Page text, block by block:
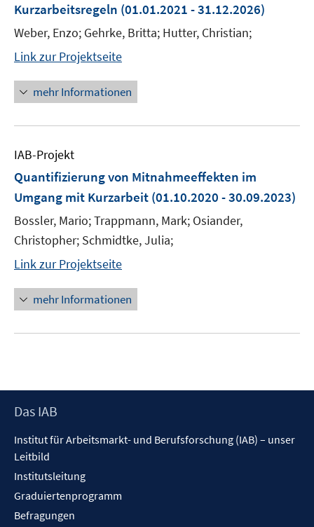
Kurzarbeitsregeln (01.01.2021 - 31.12.2026)
Weber, Enzo; Gehrke, Britta; Hutter, Christian;
Link zur Projektseite
mehr Informationen
IAB-Projekt
Quantifizierung von Mitnahmeeffekten im
Umgang mit Kurzarbeit (01.10.2020 - 30.09.2023)
Bossler, Mario; Trappmann, Mark; Osiander,
Christopher; Schmidtke, Julia;
Link zur Projektseite
mehr Informationen
Footer
Das IAB
Institut für Arbeitsmarkt- und Berufsforschung (IAB) – unser
Leitbild
Institutsleitung
Graduiertenprogramm
Befragungen